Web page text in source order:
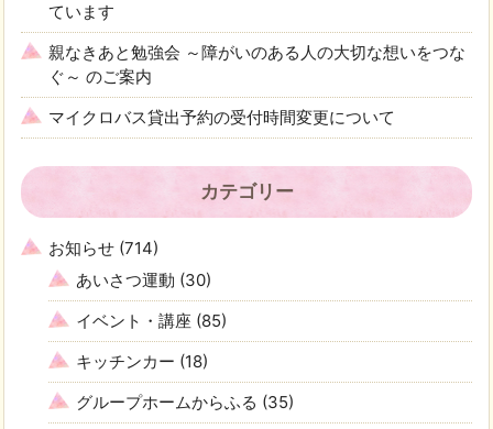
ています
親なきあと勉強会 ～障がいのある人の大切な想いをつな
ぐ～ のご案内
マイクロバス貸出予約の受付時間変更について
カテゴリー
お知らせ (714)
あいさつ運動 (30)
イベント・講座 (85)
キッチンカー (18)
グループホームからふる (35)